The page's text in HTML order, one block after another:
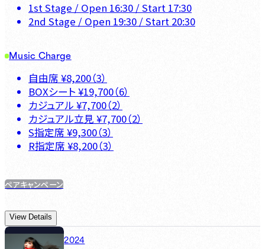
1st Stage / Open 16:30 / Start 17:30
2nd Stage / Open 19:30 / Start 20:30
Music Charge
自由席 ¥8,200（3）
BOXシート ¥19,700（6）
カジュアル ¥7,700（2）
カジュアル立見 ¥7,700（2）
S指定席 ¥9,300（3）
R指定席 ¥8,200（3）
ペアキャンペーン
View Details
2024